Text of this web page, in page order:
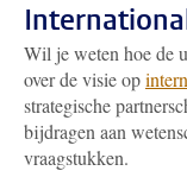
Wil je weten hoe de
over de visie op
strategische
bijdragen aan
vraagstukken.